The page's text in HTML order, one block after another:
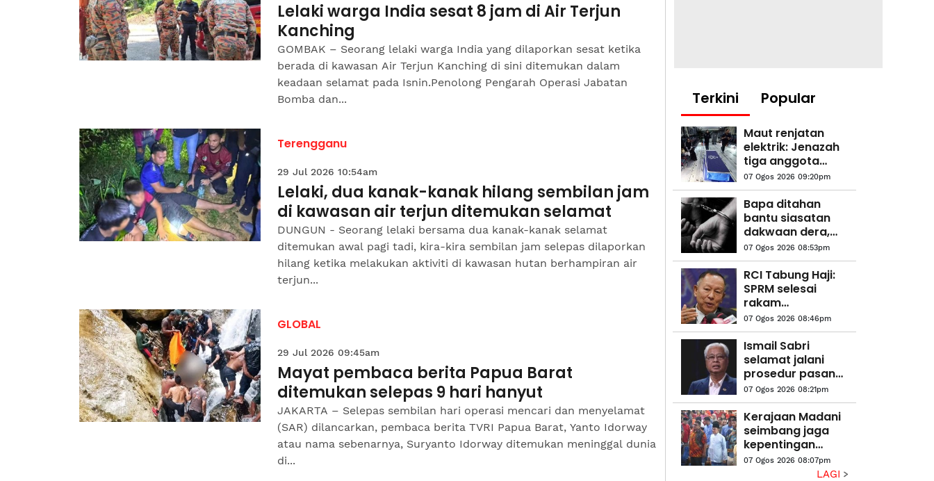
Lelaki warga India sesat 8 jam di Air Terjun
Kanching
GOMBAK – Seorang lelaki warga India yang dilaporkan sesat ketika
berada di kawasan Air Terjun Kanching di sini ditemukan dalam
keadaan selamat pada Isnin.Penolong Pengarah Operasi Jabatan
Bomba dan...
Terengganu
29 Jul 2026 10:54am
Lelaki, dua kanak-kanak hilang sembilan jam
di kawasan air terjun ditemukan selamat
DUNGUN - Seorang lelaki bersama dua kanak-kanak selamat
ditemukan awal pagi tadi, kira-kira sembilan jam selepas dilaporkan
hilang ketika melakukan aktiviti di kawasan hutan berhampiran air
terjun...
GLOBAL
29 Jul 2026 09:45am
Mayat pembaca berita Papua Barat
ditemukan selepas 9 hari hanyut
JAKARTA – Selepas sembilan hari operasi mencari dan menyelamat
(SAR) dilancarkan, pembaca berita TVRI Papua Barat, Yanto Idorway
atau nama sebenarnya, Suryanto Idorway ditemukan meninggal dunia
di...
Terkini Popular
Maut renjatan
elektrik: Jenazah
tiga anggota
polis
diterbangkan
pulang ke
kampung
halaman
07 Ogos 2026 09:20pm
Bapa ditahan
bantu siasatan
dakwaan dera,
gangguan
seksual dua anak
lelaki
07 Ogos 2026 08:53pm
RCI Tabung Haji:
SPRM selesai
rakam
keterangan bekas
CFO
07 Ogos 2026 08:46pm
Ismail Sabri
selamat jalani
prosedur pasang
alat perentak
jantung
07 Ogos 2026 08:21pm
Kerajaan Madani
seimbang jaga
kepentingan
semua kaum,
aliran pendidikan
07 Ogos 2026 08:07pm
LAGI